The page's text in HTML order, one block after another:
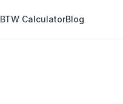
BTW CalculatorBlog